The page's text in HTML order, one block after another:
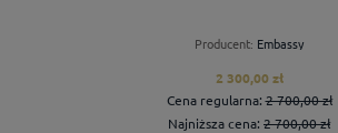
Producent: Embassy
2 300,00 zł
Cena regularna:2 700,00 zł
Najniższa cena: 2 700,00 zł